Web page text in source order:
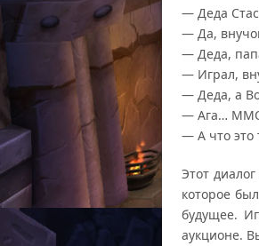
— Деда
— Да,
— Деда,
— Играл,
— Деда, а
— Ага…
— А что это
Этот
которое
будущее.
аукционе.